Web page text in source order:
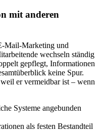
mit anderen
Mail-Marketing und
wechseln ständig
gepflegt, Informationen
keine Spur.
er vermeidbar ist – wenn
Systeme angebunden
als festen Bestandteil